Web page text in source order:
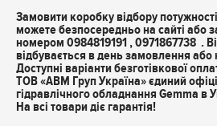
Замовити коробку відбору
можете безпосередньо на сайті або
номером 0984819191 , 0971867738 .
відбувається в день замовлення або
Доступні варіанти безготівкової
ТОВ «АВМ Груп Україна» єдиний
гідравлічного обладнання Gemma в
На всі товари діє гарантія!